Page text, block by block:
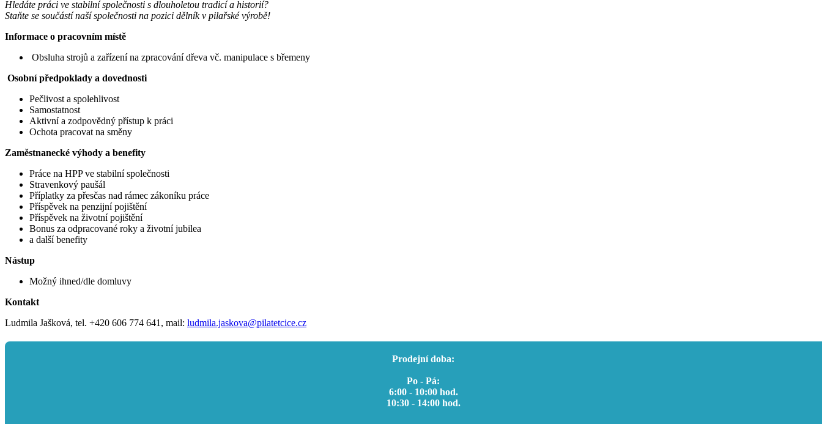
Hledáte práci ve stabilní společnosti s dlouholetou tradicí a historií?
Staňte se součástí naší společnosti na pozici dělník v pilařské výrobě!
Informace o pracovním místě
Obsluha strojů a zařízení na zpracování dřeva vč. manipulace s břemeny
Osobní předpoklady a dovednosti
Pečlivost a spolehlivost
Samostatnost
Aktivní a zodpovědný přístup k práci
Ochota pracovat na směny
Zaměstnanecké výhody a benefity
Práce na HPP ve stabilní společnosti
Stravenkový paušál
Příplatky za přesčas nad rámec zákoníku práce
Příspěvek na penzijní pojištění
Příspěvek na životní pojištění
Bonus za odpracované roky a životní jubilea
a další benefity
Nástup
Možný ihned/dle domluvy
Kontakt
Ludmila Jašková, tel. +420 606 774 641, mail: ludmila.jaskova@pilatetcice.cz
Prodejní doba:
Po - Pá:
6:00 - 10:00 hod.
10:30 - 14:00 hod.